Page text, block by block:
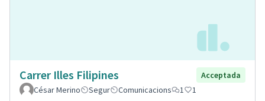
Carrer Illes Filipines
Acceptada
César Merino
Segur Comunicacions 1 1